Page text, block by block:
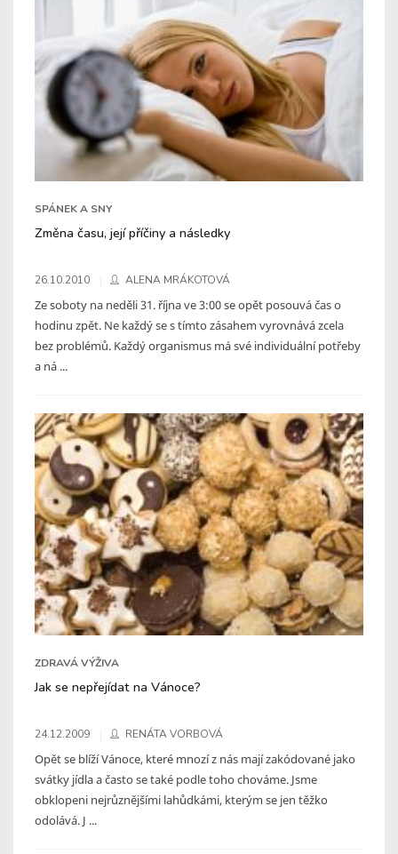
SPÁNEK A SNY
Změna času, její příčiny a následky
26.10.2010 ALENA MRÁKOTOVÁ
Ze soboty na neděli 31. října ve 3:00 se opět posouvá čas o
hodinu zpět. Ne každý se s tímto zásahem vyrovnává zcela
bez problémů. Každý organismus má své individuální potřeby
a ná ...
ZDRAVÁ VÝŽIVA
Jak se nepřejídat na Vánoce?
24.12.2009 RENÁTA VORBOVÁ
Opět se blíží Vánoce, které mnozí z nás mají zakódované jako
svátky jídla a často se také podle toho chováme. Jsme
obklopeni nejrůznějšími lahůdkámi, kterým se jen těžko
odolává. J ...